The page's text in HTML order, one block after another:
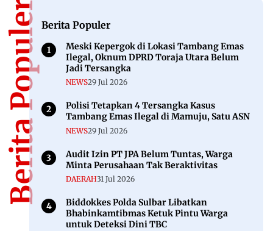
Berita PopulerBerita Populer
Meski Kepergok di Lokasi Tambang Emas
Ilegal, Oknum DPRD Toraja Utara Belum
Jadi Tersangka
NEWS29 Jul 2026
Polisi Tetapkan 4 Tersangka Kasus
Tambang Emas Ilegal di Mamuju, Satu ASN
NEWS29 Jul 2026
Audit Izin PT JPA Belum Tuntas, Warga
Minta Perusahaan Tak Beraktivitas
DAERAH31 Jul 2026
Biddokkes Polda Sulbar Libatkan
Bhabinkamtibmas Ketuk Pintu Warga
untuk Deteksi Dini TBC